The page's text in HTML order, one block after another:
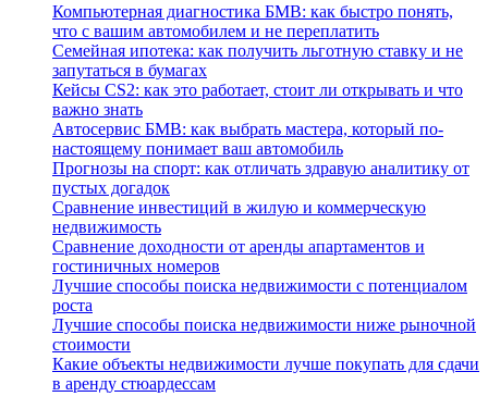
Компьютерная диагностика БМВ: как быстро понять,
что с вашим автомобилем и не переплатить
Семейная ипотека: как получить льготную ставку и не
запутаться в бумагах
Кейсы CS2: как это работает, стоит ли открывать и что
важно знать
Автосервис БМВ: как выбрать мастера, который по-
настоящему понимает ваш автомобиль
Прогнозы на спорт: как отличать здравую аналитику от
пустых догадок
Сравнение инвестиций в жилую и коммерческую
недвижимость
Сравнение доходности от аренды апартаментов и
гостиничных номеров
Лучшие способы поиска недвижимости с потенциалом
роста
Лучшие способы поиска недвижимости ниже рыночной
стоимости
Какие объекты недвижимости лучше покупать для сдачи
в аренду стюардессам